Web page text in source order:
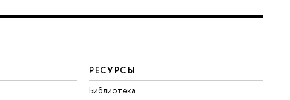
РЕСУРСЫ
Библиотека